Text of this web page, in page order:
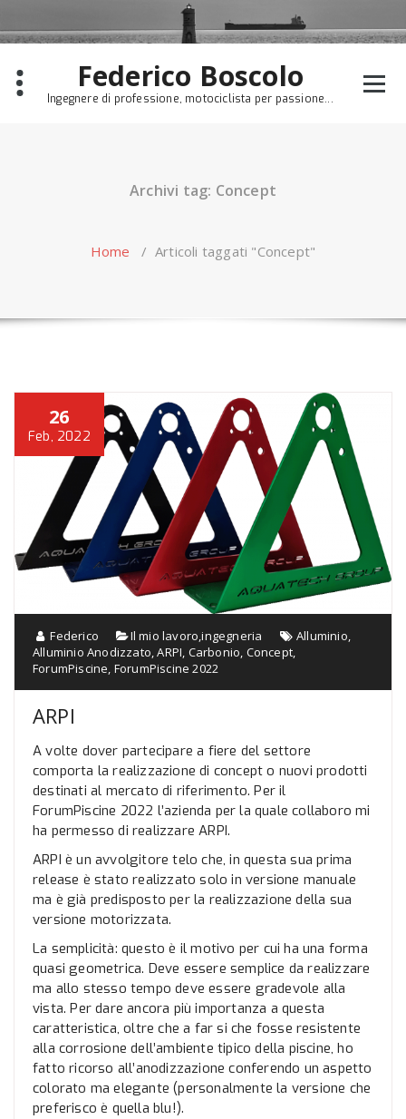
to
content
Federico Boscolo
Ingegnere di professione, motociclista per passione...
Archivi tag: Concept
Home / Articoli taggati "Concept"
26
Feb, 2022
Federico Il mio lavoro,ingegneria Alluminio,
Alluminio Anodizzato,ARPI, Carbonio, Concept,
ForumPiscine, ForumPiscine 2022
ARPI
A volte dover partecipare a fiere del settore
comporta la realizzazione di concept o nuovi prodotti
destinati al mercato di riferimento. Per il
ForumPiscine 2022 l’azienda per la quale collaboro mi
ha permesso di realizzare ARPI.
ARPI è un avvolgitore telo che, in questa sua prima
release è stato realizzato solo in versione manuale
ma è già predisposto per la realizzazione della sua
versione motorizzata.
La semplicità: questo è il motivo per cui ha una forma
quasi geometrica. Deve essere semplice da realizzare
ma allo stesso tempo deve essere gradevole alla
vista. Per dare ancora più importanza a questa
caratteristica, oltre che a far si che fosse resistente
alla corrosione dell’ambiente tipico della piscine, ho
fatto ricorso all’anodizzazione conferendo un aspetto
colorato ma elegante (personalmente la versione che
preferisco è quella blu!).